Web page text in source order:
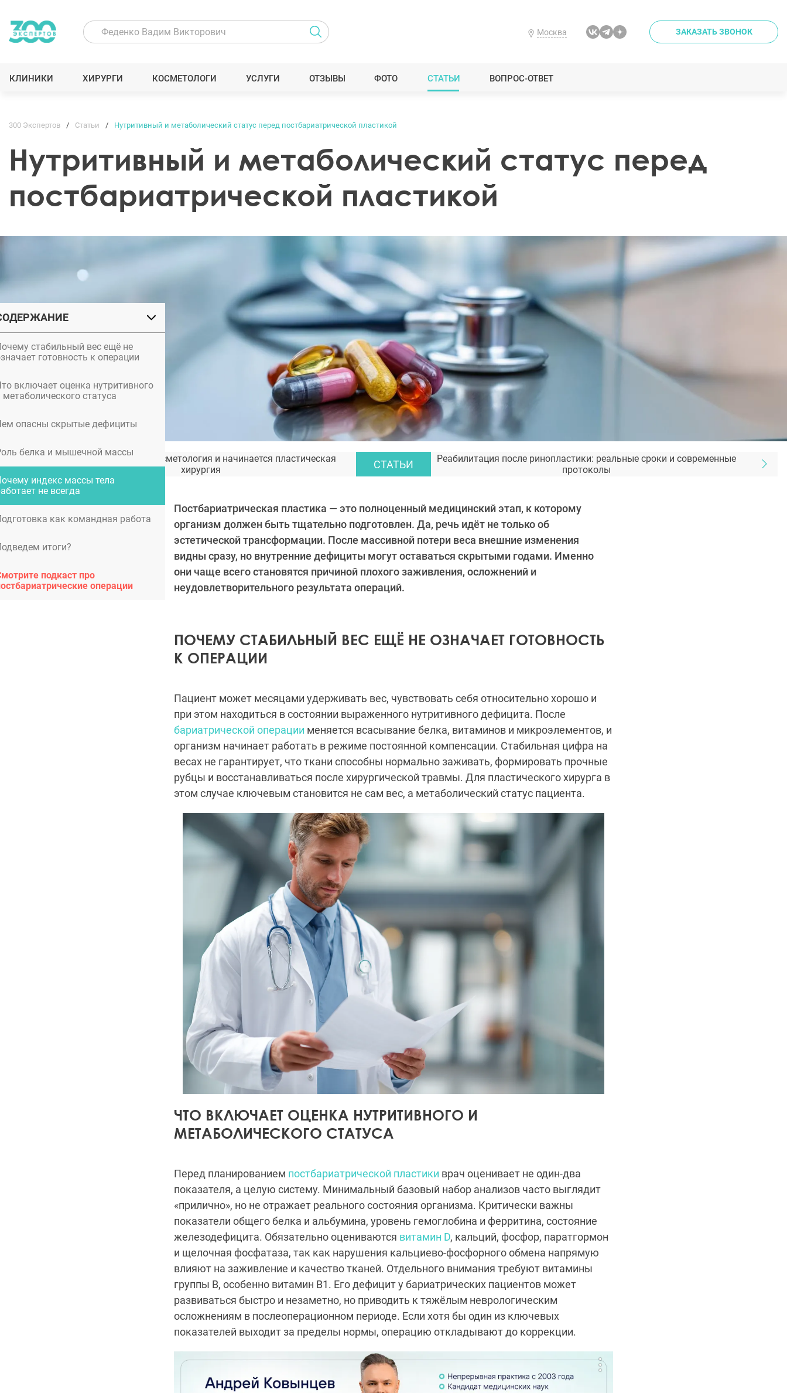
Москва ЗАКАЗАТЬ ЗВОНОК
КЛИНИКИ ХИРУРГИ КОСМЕТОЛОГИ УСЛУГИ ОТЗЫВЫ ФОТО СТАТЬИ ВОПРОС-ОТВЕТ
стабильный вес ещё не
готовность к операции
включает оценка нутритивного
метаболического статуса
опасны скрытые дефициты
белка и мышечной массы
индекс массы тела
не всегда
как командная работа
итоги?
подкаст про
операции
300 Экспертов Статьи Нутритивный и метаболический статус перед постбариатрической пластикой
Нутритивный и метаболический статус перед
постбариатрической пластикой
Где заканчивается косметология и начинается пластическая
хирургия
СТАТЬИ
Реабилитация после ринопластики: реальные сроки и современные
протоколы
Постбариатрическая пластика — это полноценный медицинский этап, к которому
организм должен быть тщательно подготовлен. Да, речь идёт не только об
эстетической трансформации. После массивной потери веса внешние изменения
видны сразу, но внутренние дефициты могут оставаться скрытыми годами. Именно
они чаще всего становятся причиной плохого заживления, осложнений и
неудовлетворительного результата операций.
ПОЧЕМУ СТАБИЛЬНЫЙ ВЕС ЕЩЁ НЕ ОЗНАЧАЕТ ГОТОВНОСТЬ
К ОПЕРАЦИИ
Пациент может месяцами удерживать вес, чувствовать себя относительно хорошо и
при этом находиться в состоянии выраженного нутритивного дефицита. После
бариатрической операции меняется всасывание белка, витаминов и микроэлементов, и
организм начинает работать в режиме постоянной компенсации. Стабильная цифра на
весах не гарантирует, что ткани способны нормально заживать, формировать прочные
рубцы и восстанавливаться после хирургической травмы. Для пластического хирурга в
этом случае ключевым становится не сам вес, а метаболический статус пациента.
ЧТО ВКЛЮЧАЕТ ОЦЕНКА НУТРИТИВНОГО И
МЕТАБОЛИЧЕСКОГО СТАТУСА
Перед планированием постбариатрической пластики врач оценивает не один-два
показателя, а целую систему. Минимальный базовый набор анализов часто выглядит
«прилично», но не отражает реального состояния организма. Критически важны
показатели общего белка и альбумина, уровень гемоглобина и ферритина, состояние
железодефицита. Обязательно оцениваются витамин D, кальций, фосфор, паратгормон
и щелочная фосфатаза, так как нарушения кальциево-фосфорного обмена напрямую
влияют на заживление и качество тканей. Отдельного внимания требуют витамины
группы B, особенно витамин B1. Его дефицит у бариатрических пациентов может
развиваться быстро и незаметно, но приводить к тяжёлым неврологическим
осложнениям в послеоперационном периоде. Если хотя бы один из ключевых
показателей выходит за пределы нормы, операцию откладывают до коррекции.